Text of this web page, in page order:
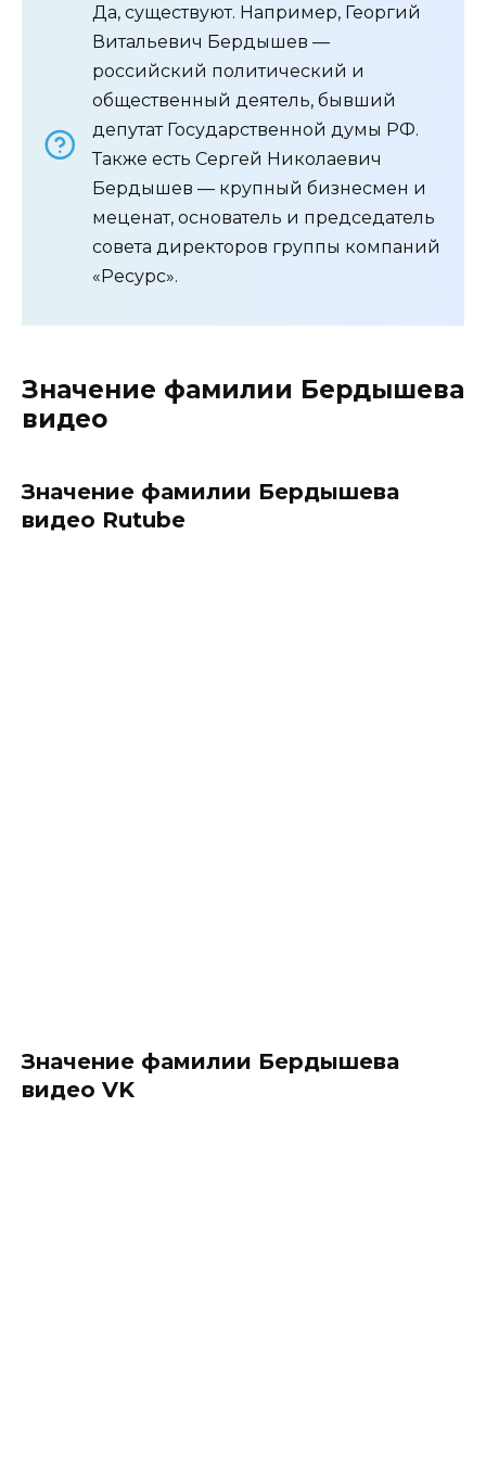
Да, существуют. Например, Георгий
Витальевич Бердышев —
российский политический и
общественный деятель, бывший
депутат Государственной думы РФ.
Также есть Сергей Николаевич
Бердышев — крупный бизнесмен и
меценат, основатель и председатель
совета директоров группы компаний
«Ресурс».
Значение фамилии Бердышева
видео
Значение фамилии Бердышева
видео Rutube
Значение фамилии Бердышева
видео VK